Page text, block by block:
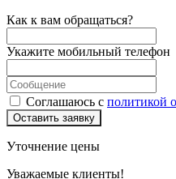
Как к вам обращаться?
Укажите мобильный телефон
Соглашаюсь с политикой
Оставить заявку
Уточнение цены
Уважаемые клиенты!